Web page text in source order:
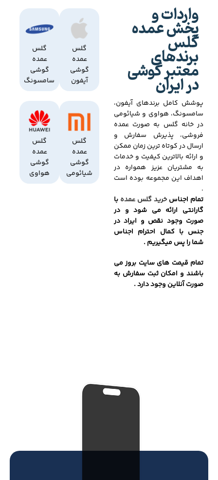
واردات و
پخش عمده
گلس
برندهای
معتبر گوشی
در ایران
پوشش کامل برندهای آیفون،
سامسونگ، هواوی و شیائومی
در خانه گلس به صورت عمده
فروشی، پذیرش سفارش و
ارسال در کوتاه ترین زمان ممکن
و ارائه بالاترین کیفیت و خدمات
به مشتریان عزیز همواره در
اهداف این مجموعه بوده است
.
تمام اجناسخرید گلس عمده با
گارانتی ارائه می شود و در
صورت وجود نقص و ایراد در
جنس با کمال احترام اجناس
شما را پس میگیریم .
تمام قیمت های سایت بروز می
باشند و امکان ثبت سفارش به
صورت آنلاین وجود دارد .
گلس
عمده
گوشی
آیفون
گلس
عمده
گوشی
سامسونگ
گلس
عمده
گوشی
شیائومی
گلس
عمده
گوشی
هواوی